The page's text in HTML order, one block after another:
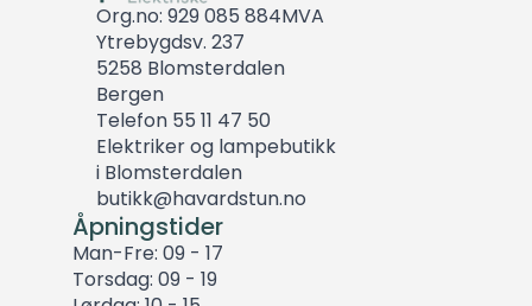
Org.no: 929 085 884MVA
Ytrebygdsv. 237
5258 Blomsterdalen
Bergen
Telefon 55 11 47 50
Elektriker og lampebutikk
i Blomsterdalen
butikk@havardstun.no
Åpningstider
Man-Fre: 09 - 17
Torsdag: 09 - 19